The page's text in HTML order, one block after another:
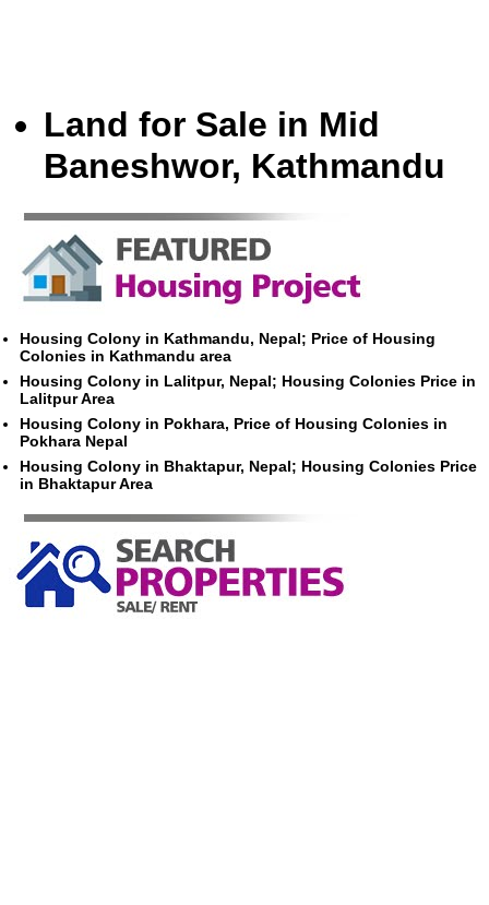
Land for Sale in Mid
Baneshwor, Kathmandu
Housing Colony in Kathmandu, Nepal; Price of Housing
Colonies in Kathmandu area
Housing Colony in Lalitpur, Nepal; Housing Colonies Price in
Lalitpur Area
Housing Colony in Pokhara, Price of Housing Colonies in
Pokhara Nepal
Housing Colony in Bhaktapur, Nepal; Housing Colonies Price
in Bhaktapur Area